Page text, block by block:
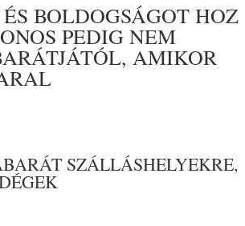
BOLDOGSÁGOT HOZ
PEDIG NEM
AMIKOR
SZÁLLÁSHELYEKRE,